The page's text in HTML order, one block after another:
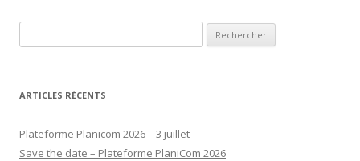
ARTICLES RÉCENTS
Plateforme Planicom 2026 – 3 juillet
Save the date – Plateforme PlaniCom 2026